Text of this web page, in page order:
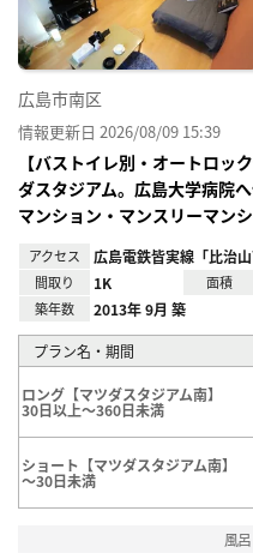
広島市南区
情報更新日 2026/08/09 15:39
【バストイレ別・オートロッ
ダスタジアム。広島大学病院
マンション・マンスリーマン
アクセス 広島電鉄皆実線「比治山
間取り 1K 面積
築年数 2013年 9月 築
プラン名・期間
ロング【マツダスタジアム南】
30日以上～360日未満
ショート【マツダスタジアム南】
～30日未満
風